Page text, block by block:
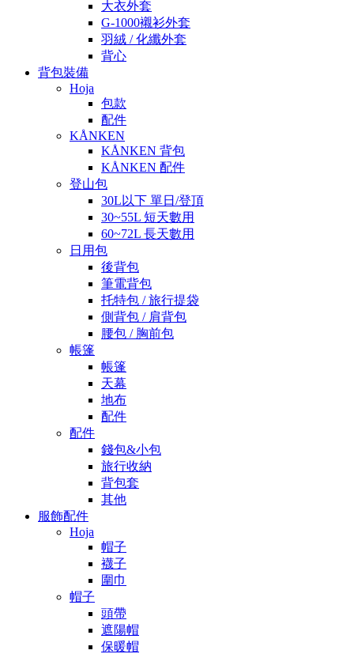
大衣外套
G-1000襯衫外套
羽絨 / 化纖外套
背心
背包裝備
Hoja
包款
配件
KÅNKEN
KÅNKEN 背包
KÅNKEN 配件
登山包
30L以下 單日/登頂
30~55L 短天數用
60~72L 長天數用
日用包
後背包
筆電背包
托特包 / 旅行提袋
側背包 / 肩背包
腰包 / 胸前包
帳篷
帳篷
天幕
地布
配件
配件
錢包&小包
旅行收納
背包套
其他
服飾配件
Hoja
帽子
襪子
圍巾
帽子
頭帶
遮陽帽
保暖帽